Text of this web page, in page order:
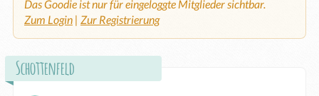
Das Goodie ist nur für eingeloggte Mitglieder sichtbar.
Zum Login | Zur Registrierung
Schottenfeld